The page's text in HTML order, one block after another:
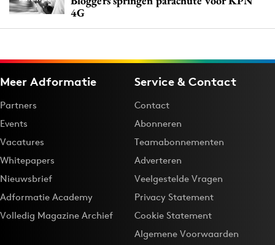
4G
Meer Adformatie
Partners
Events
Vacatures
Whitepapers
Nieuwsbrief
Adformatie Academy
Volledig Magazine Archief
Service & Contact
Contact
Abonneren
Teamabonnementen
Adverteren
Veelgestelde Vragen
Privacy Statement
Cookie Statement
Algemene Voorwaarden